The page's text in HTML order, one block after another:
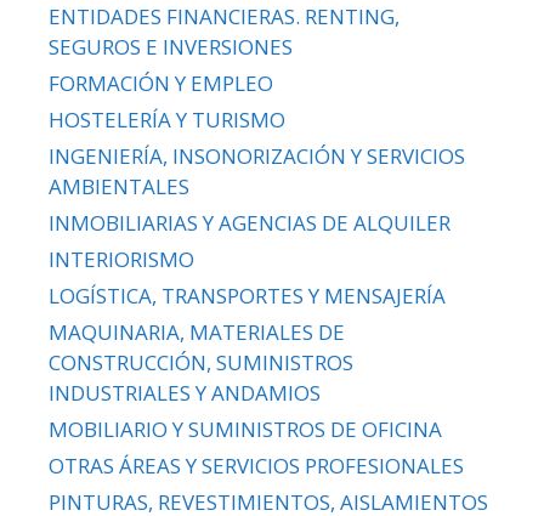
ENTIDADES FINANCIERAS. RENTING,
SEGUROS E INVERSIONES
FORMACIÓN Y EMPLEO
HOSTELERÍA Y TURISMO
INGENIERÍA, INSONORIZACIÓN Y SERVICIOS
AMBIENTALES
INMOBILIARIAS Y AGENCIAS DE ALQUILER
INTERIORISMO
LOGÍSTICA, TRANSPORTES Y MENSAJERÍA
MAQUINARIA, MATERIALES DE
CONSTRUCCIÓN, SUMINISTROS
INDUSTRIALES Y ANDAMIOS
MOBILIARIO Y SUMINISTROS DE OFICINA
OTRAS ÁREAS Y SERVICIOS PROFESIONALES
PINTURAS, REVESTIMIENTOS, AISLAMIENTOS